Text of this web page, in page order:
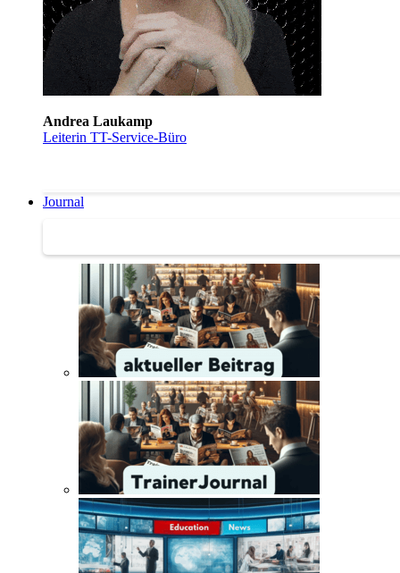
Andrea Laukamp
Leiterin TT-Service-Büro
Journal